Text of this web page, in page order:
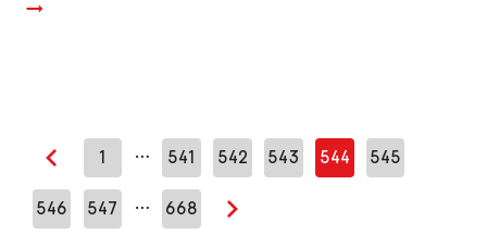
Edellinen sivu
1 … 541 542 543 544 545
546 547 … 668
Seuraava sivu